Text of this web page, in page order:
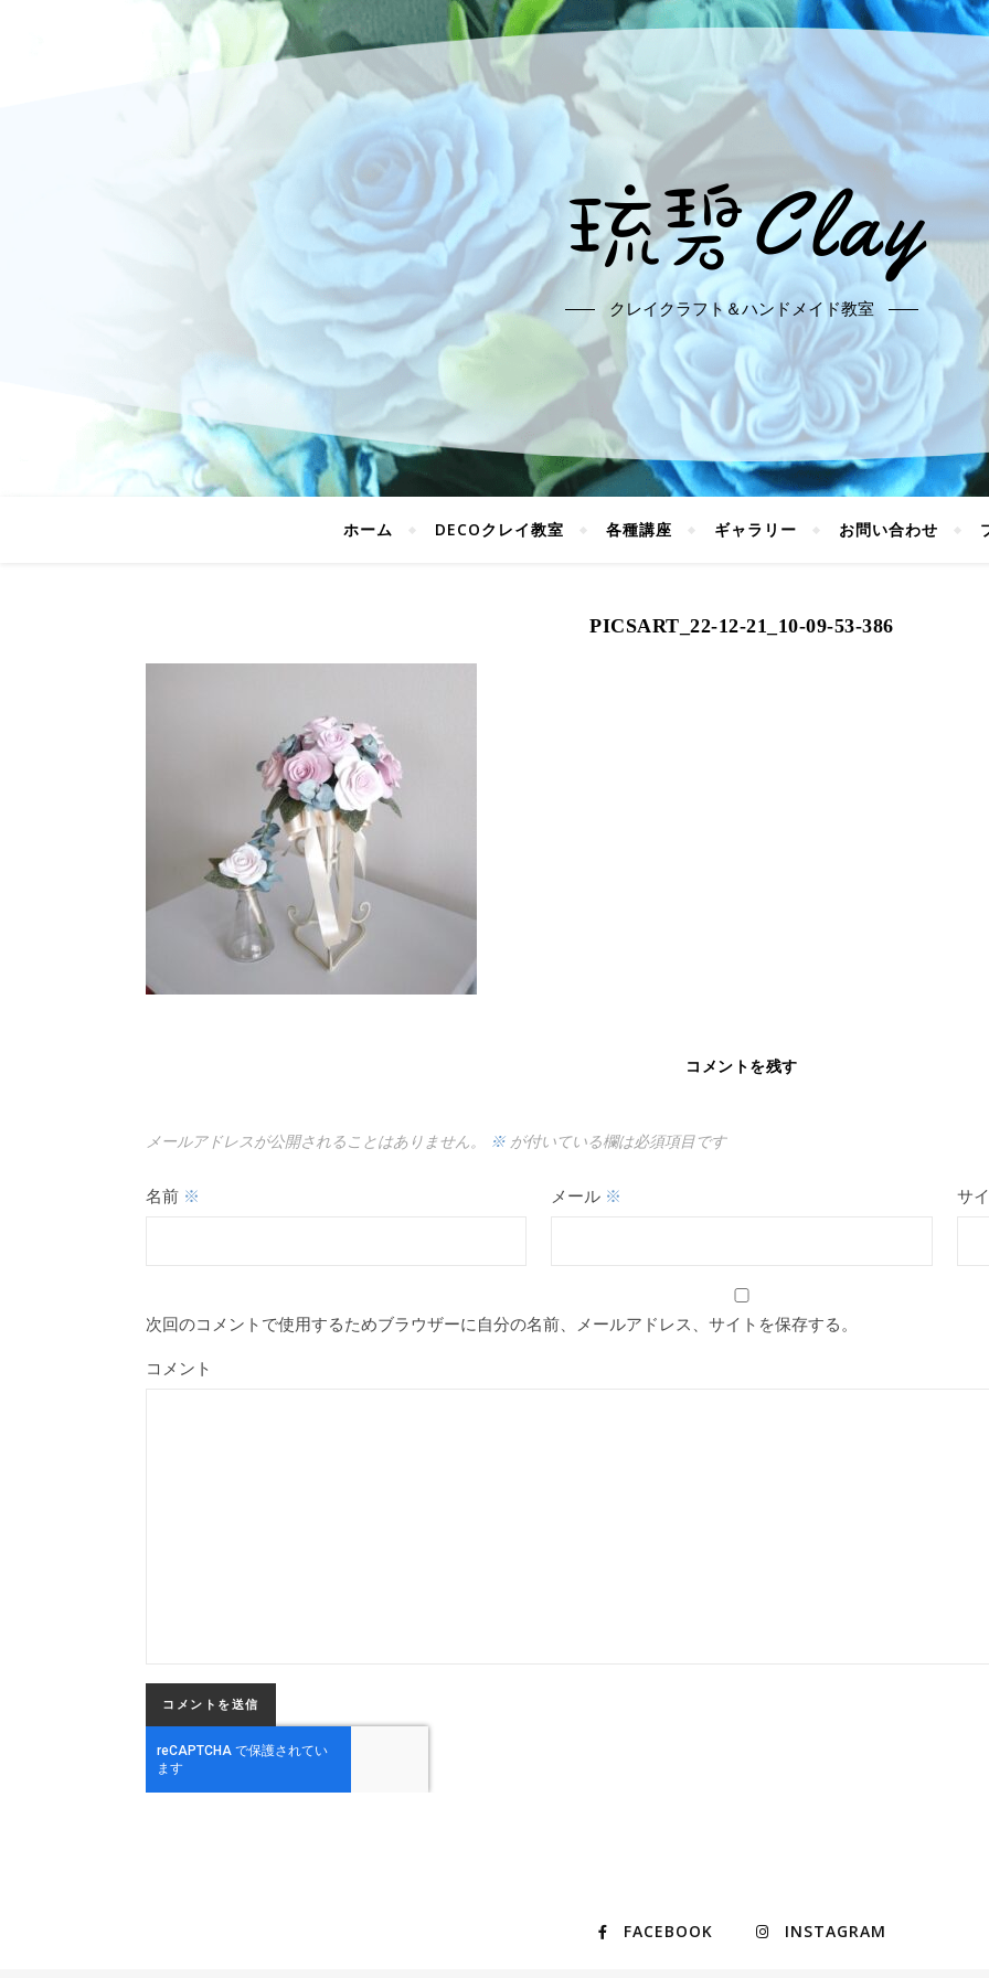
クレイクラフト＆ハンドメイド教室
ホーム DECOクレイ教室 各種講座 ギャラリー お問い合わせ
PICSART_22-12-21_10-09-53-386
コメントを残す
メールアドレスが公開されることはありません。 ※ が付いている欄は必須項目です
名前 ※ メール ※ サ
次回のコメントで使用するためブラウザーに自分の名前、メールアドレス、サイトを保存する。
コメント
FACEBOOK INSTAGRAM